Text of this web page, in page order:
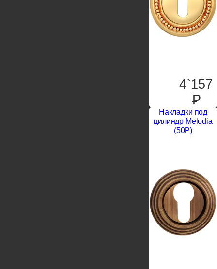
4`157
P
Накладки под
цилиндр Melodia
(50P)